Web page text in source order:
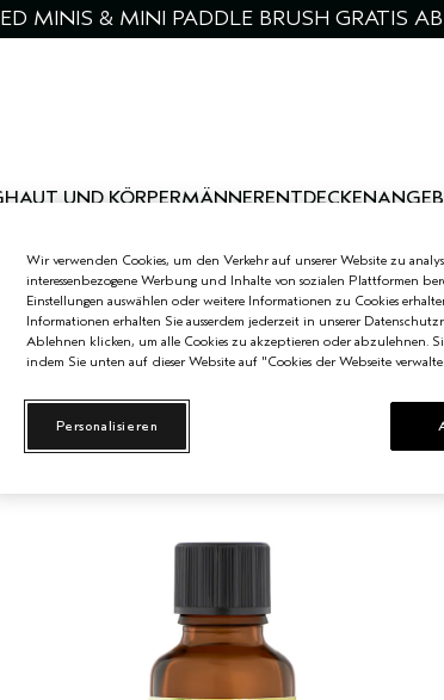
MINIS & MINI PADDLE BRUSH GRATIS
HAUT UND KÖRPERMÄNNERENTDECKEN
Wir verwenden Cookies, um den Verkehr auf unserer Website zu
interessenbezogene Werbung und Inhalte von sozialen Plattformen
Einstellungen auswählen oder weitere Informationen zu Cookies
Informationen erhalten Sie ausserdem jederzeit in unserer
Ablehnen klicken, um alle Cookies zu akzeptieren oder abzulehnen.
indem Sie unten auf dieser Website auf "Cookies der Webseite
Personalisieren